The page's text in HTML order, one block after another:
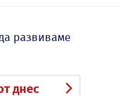
развиваме
днес